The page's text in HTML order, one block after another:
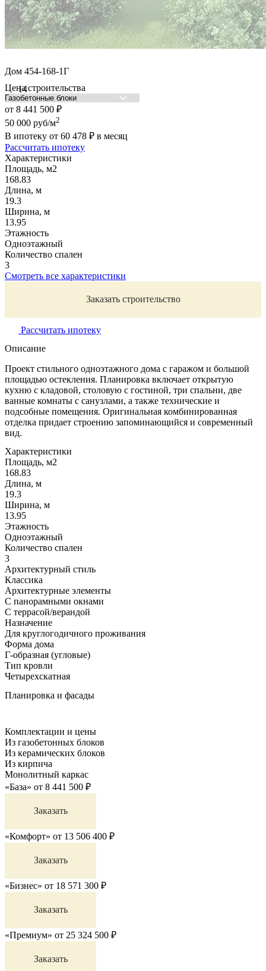
Дом 454-168-1Г
Цена строительства
от 8 441 500 ₽
50 000 руб/м2
В ипотеку от 60 478 ₽ в месяц
Рассчитать ипотеку
Характеристики
Площадь, м2
168.83
Длина, м
19.3
Ширина, м
13.95
Этажность
Одноэтажный
Количество спален
3
Смотреть все характеристики
Заказать строительство
Рассчитать ипотеку
Описание
Проект стильного одноэтажного дома с гаражом и большой
площадью остекления. Планировка включает открытую
кухню с кладовой, столовую с гостиной, три спальни, две
ванные комнаты с санузлами, а также технические и
подсобные помещения. Оригинальная комбинированная
отделка придает строению запоминающийся и современный
вид.
Характеристики
Площадь, м2
168.83
Длина, м
19.3
Ширина, м
13.95
Этажность
Одноэтажный
Количество спален
3
Архитектурный стиль
Классика
Архитектурные элементы
С панорамными окнами
С террасой/верандой
Назначение
Для круглогодичного проживания
Форма дома
Г-образная (угловые)
Тип кровли
Четырехскатная
Планировка и фасады
Комплектации и цены
Из газобетонных блоков
Из керамических блоков
Из кирпича
Монолитный каркас
«База» от 8 441 500 ₽
Заказать
«Комфорт» от 13 506 400 ₽
Заказать
«Бизнес» от 18 571 300 ₽
Заказать
«Премиум» от 25 324 500 ₽
Заказать